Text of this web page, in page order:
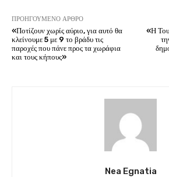
ΠΡΟΗΓΟΎΜΕΝΟ ΆΡΘΡΟ
«Ποτίζουν χωρίς αύριο, για αυτό θα
κλείνουμε 5 με 9 το βράδυ τις
παροχές που πάνε προς τα χωράφια
και τους κήπους»
«Η
Nea Egnatia